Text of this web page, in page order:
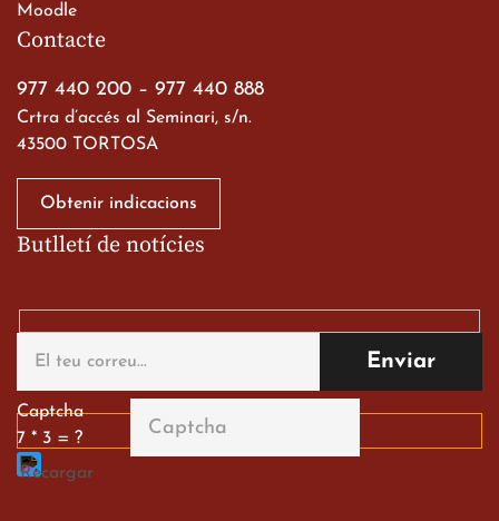
a les ciutats imperials
alumnes al Tortosa
English Festival
13 de març de 2026
Contacte
977 440 200 – 977 440 888
Crtra d’accés al Seminari, s/n.
43500 TORTOSA
Obtenir indicacions
Moodle
Butlletí de notícies
Captcha
7 * 3 = ?